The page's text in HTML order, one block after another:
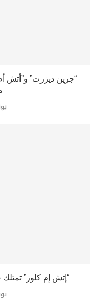
“جرين ديزرت” و”أتش
“إتش إم كلوز” تمتلك